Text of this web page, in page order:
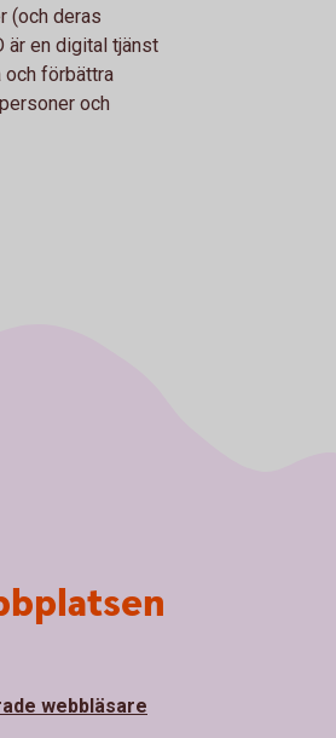
(och deras
är en digital tjänst
och förbättra
och
webbläsare